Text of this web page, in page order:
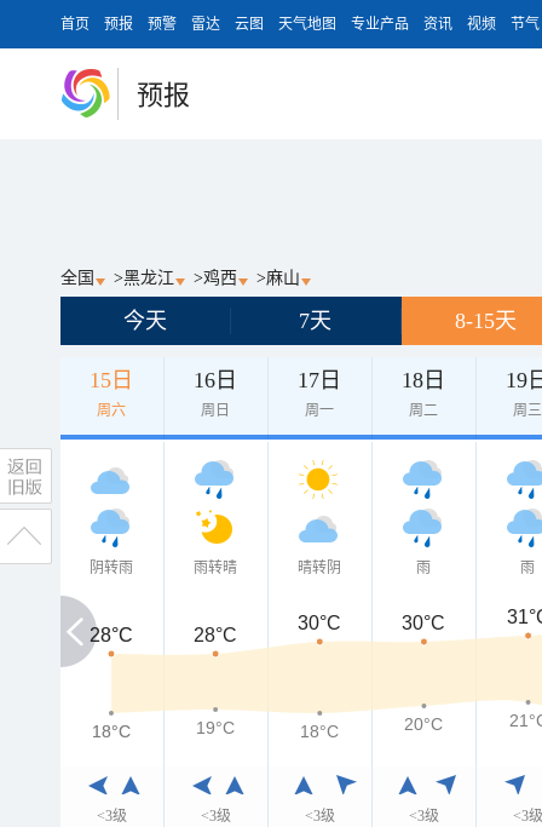
首页 预报 预警 雷达 云图 天气地图 专业产品 资讯 视频 节气
预报
全国 >黑龙江 >鸡西 >麻山
今天 7天 8-15天
15日
周六
16日
周日
17日
周一
18日
周二
19
周三
阴转雨
<3级
雨转晴
<3级
晴转阴
<3级
雨
<3级
雨
<3级
28°C
28°C 28°C
30°C 30°C
18°C
18°C 19°C 18°C 20°C